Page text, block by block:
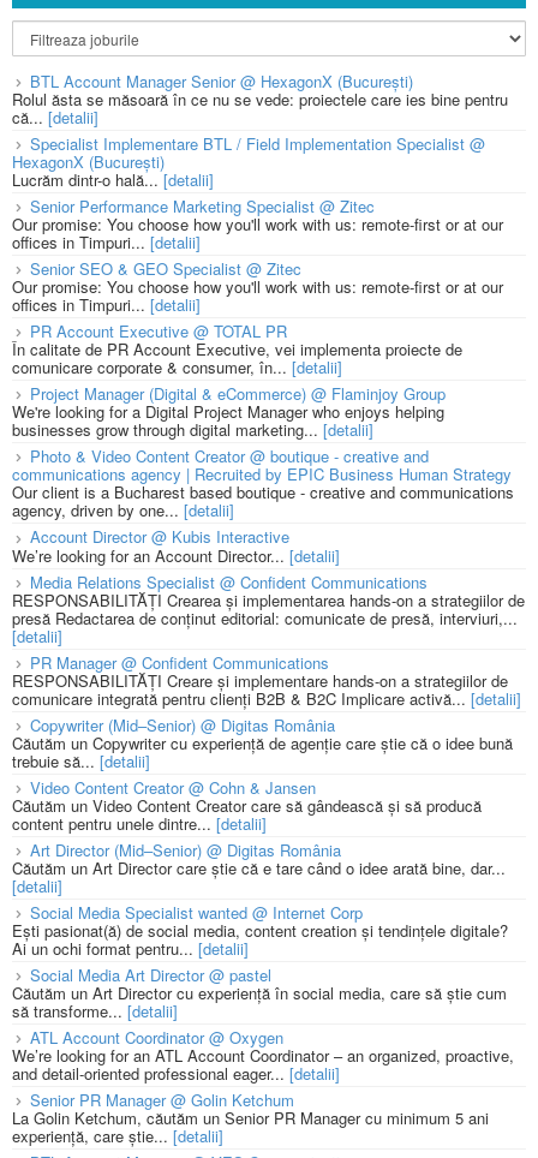
BTL Account Manager Senior @ HexagonX (București)
Rolul ăsta se măsoară în ce nu se vede: proiectele care ies bine pentru
că... [detalii]
Specialist Implementare BTL / Field Implementation Specialist @
HexagonX (București)
Lucrăm dintr-o hală...[detalii]
Senior Performance Marketing Specialist @ Zitec
Our promise: You choose how you'll work with us: remote-first or at our
offices in Timpuri... [detalii]
Senior SEO & GEO Specialist @ Zitec
Our promise: You choose how you'll work with us: remote-first or at our
offices in Timpuri... [detalii]
PR Account Executive @ TOTAL PR
În calitate de PR Account Executive, vei implementa proiecte de
comunicare corporate & consumer, în... [detalii]
Project Manager (Digital & eCommerce) @ Flaminjoy Group
We're looking for a Digital Project Manager who enjoys helping
businesses grow through digital marketing... [detalii]
Photo & Video Content Creator @ boutique - creative and
communications agency | Recruited by EPIC Business Human Strategy
Our client is a Bucharest based boutique - creative and communications
agency, driven by one... [detalii]
Account Director @ Kubis Interactive
We’re looking for an Account Director... [detalii]
Media Relations Specialist @ Confident Communications
RESPONSABILITĂȚI Crearea și implementarea hands-on a strategiilor de
presă Redactarea de conținut editorial: comunicate de presă, interviuri,...
[detalii]
PR Manager @ Confident Communications
RESPONSABILITĂȚI Creare și implementare hands-on a strategiilor de
comunicare integrată pentru clienți B2B & B2C Implicare activă... [detalii]
Copywriter (Mid–Senior) @ Digitas România
Căutăm un Copywriter cu experiență de agenție care știe că o idee bună
trebuie să... [detalii]
Video Content Creator @ Cohn & Jansen
Căutăm un Video Content Creator care să gândească și să producă
content pentru unele dintre... [detalii]
Art Director (Mid–Senior) @ Digitas România
Căutăm un Art Director care știe că e tare când o idee arată bine, dar...
[detalii]
Social Media Specialist wanted @ Internet Corp
Ești pasionat(ă) de social media, content creation și tendințele digitale?
Ai un ochi format pentru... [detalii]
Social Media Art Director @ pastel
Căutăm un Art Director cu experiență în social media, care să știe cum
să transforme... [detalii]
ATL Account Coordinator @ Oxygen
We’re looking for an ATL Account Coordinator – an organized, proactive,
and detail-oriented professional eager... [detalii]
Senior PR Manager @ Golin Ketchum
La Golin Ketchum, căutăm un Senior PR Manager cu minimum 5 ani
experiență, care știe... [detalii]